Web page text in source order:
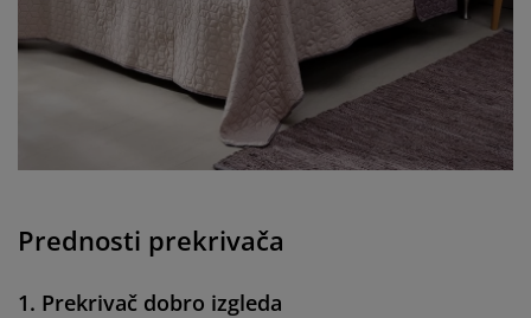
Prednosti prekrivača
1. Prekrivač dobro izgleda